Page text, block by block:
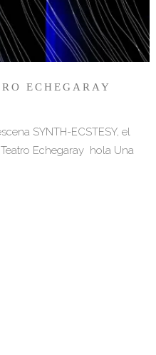
ECHEGARAY
SYNTH-ECSTESY, el
Echegaray hola Una